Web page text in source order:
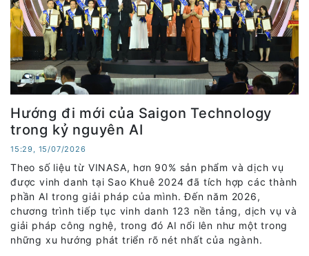
Hướng đi mới của Saigon Technology
trong kỷ nguyên AI
15:29, 15/07/2026
Theo số liệu từ VINASA, hơn 90% sản phẩm và dịch vụ
được vinh danh tại Sao Khuê 2024 đã tích hợp các thành
phần AI trong giải pháp của mình. Đến năm 2026,
chương trình tiếp tục vinh danh 123 nền tảng, dịch vụ và
giải pháp công nghệ, trong đó AI nổi lên như một trong
những xu hướng phát triển rõ nét nhất của ngành.